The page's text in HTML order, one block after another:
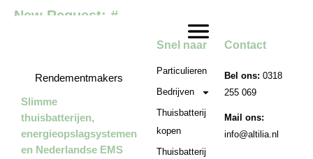
New Request: #
Rendementmakers
Slimme
thuisbatterijen,
energieopslagsystemen
en Nederlandse EMS
Snel naar
Particulieren
Bedrijven
Thuisbatterij
kopen
Thuisbatterij
Contact
Bel ons: 0318
255 069
Mail ons:
info@altilia.nl